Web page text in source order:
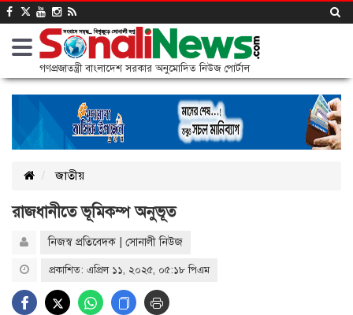
গণপ্রজাতন্ত্রী বাংলাদেশ সরকার অনুমোদিত নিউজ পোর্টাল
জাতীয়
রাজধানীতে ভূমিকম্প অনুভূত
নিজস্ব প্রতিবেদক | সোনালী নিউজ
প্রকাশিত: এপ্রিল ১১, ২০২৫, ০৫:১৮ পিএম